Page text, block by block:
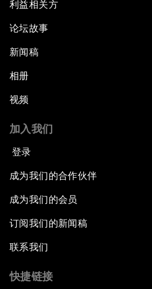
利益相关方
论坛故事
新闻稿
相册
视频
加入我们
登录
成为我们的合作伙伴
成为我们的会员
订阅我们的新闻稿
联系我们
快捷链接